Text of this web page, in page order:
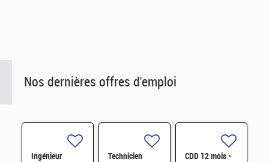
Nos dernières offres d'emploi
Ingénieur
Technicien
CDD 12 mois -